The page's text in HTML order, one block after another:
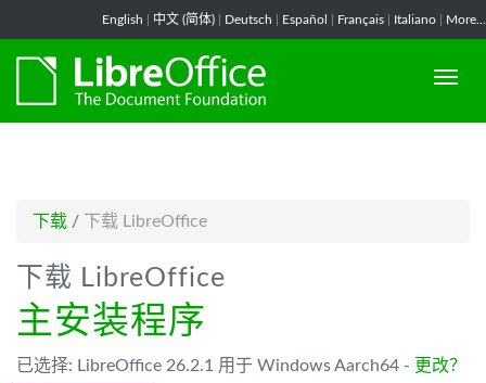
English 中文 (简体) Deutsch Español Français Italiano More...
下载 / 下载 LibreOffice
下载 LibreOffice
主安装程序
已选择: LibreOffice 26.2.1 用于 Windows Aarch64 - 更改？